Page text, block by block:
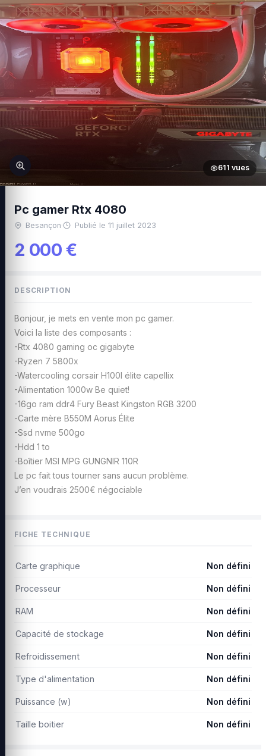
611 vues
DESCRIPTION
Bonjour, je mets en vente mon pc gamer.
Voici la liste des composants :
-Rtx 4080 gaming oc gigabyte
-Ryzen 7 5800x
-Watercooling corsair H100I élite capellix
-Alimentation 1000w Be quiet!
-16go ram ddr4 Fury Beast Kingston RGB 3200
-Carte mère B550M Aorus Élite
-Ssd nvme 500go
-Hdd 1 to
-Boîtier MSI MPG GUNGNIR 110R
Le pc fait tous tourner sans aucun problème.
J’en voudrais 2500€ négociable
Pc gamer Rtx 4080
Besançon· Publié le 11 juillet 2023
2 000 €
FICHE TECHNIQUE
Carte graphique Non défini
Processeur Non défini
RAM Non défini
Capacité de stockage Non défini
Refroidissement Non défini
Type d'alimentation Non défini
Puissance (w) Non défini
Taille boitier Non défini